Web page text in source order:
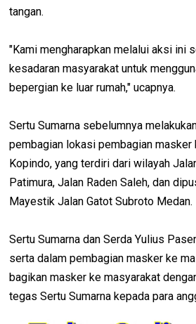
tangan.
"Kami mengharapkan melalui aksi ini
kesadaran masyarakat untuk
bepergian ke luar rumah," ucapnya.
Sertu Sumarna sebelumnya
pembagian lokasi pembagian masker
Kopindo, yang terdiri dari wilayah
Patimura, Jalan Raden Saleh, dan
Mayestik Jalan Gatot Subroto Medan.
Sertu Sumarna dan Serda Yulius
serta dalam pembagian masker ke
bagikan masker ke masyarakat
tegas Sertu Sumarna kepada para